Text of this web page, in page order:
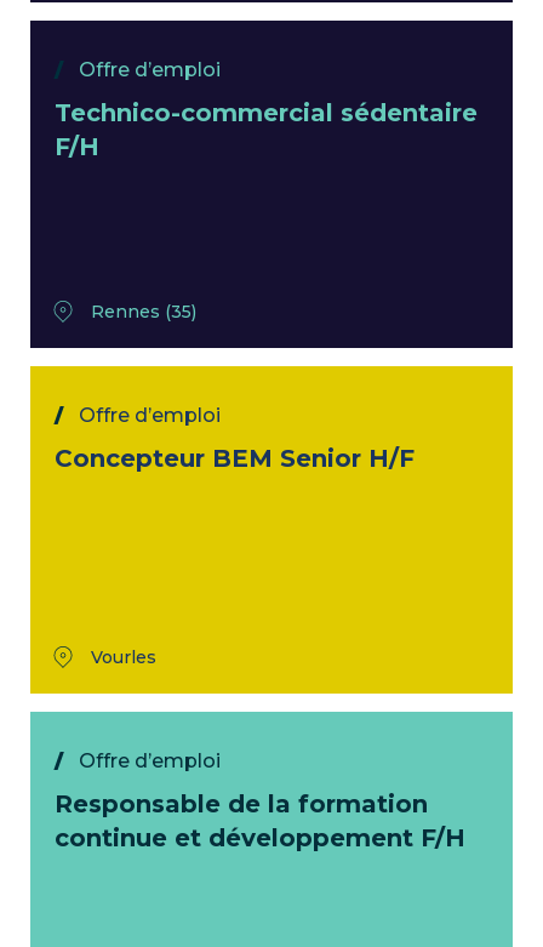
Offre d’emploi
Technico-commercial sédentaire
F/H
Rennes (35)
Offre d’emploi
Concepteur BEM Senior H/F
Vourles
Offre d’emploi
Responsable de la formation
continue et développement F/H